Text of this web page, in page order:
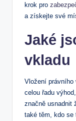
krok pro
a získejte své
Jaké
vkladu
Vložení‍ právního
celou ‍řadu
značně usnadnit
také těm, kdo se